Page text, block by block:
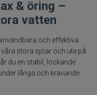
& öring –
vatten
och effektiva
stora sjöar och ute på
du en stabil, lockande
långa och krävande